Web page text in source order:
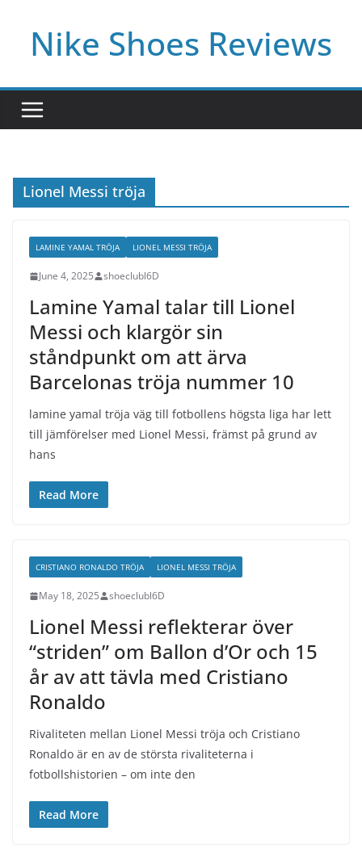
contentNike Shoes Reviews
Lionel Messi tröja
LAMINE YAMAL TRÖJA LIONEL MESSI TRÖJA
June 4, 2025 shoeclubl6D
Lamine Yamal talar till Lionel
Messi och klargör sin
ståndpunkt om att ärva
Barcelonas tröja nummer 10
lamine yamal tröja väg till fotbollens högsta liga har lett
till jämförelser med Lionel Messi, främst på grund av
hans
Read More
CRISTIANO RONALDO TRÖJA LIONEL MESSI TRÖJA
May 18, 2025 shoeclubl6D
Lionel Messi reflekterar över
“striden” om Ballon d’Or och 15
år av att tävla med Cristiano
Ronaldo
Rivaliteten mellan Lionel Messi tröja och Cristiano
Ronaldo är en av de största rivaliteterna i
fotbollshistorien – om inte den
Read More